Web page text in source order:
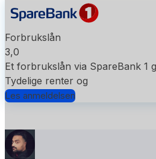
Forbrukslån
3,0
Et forbrukslån via SpareBank 1
Tydelige renter og
Les anmeldelsen